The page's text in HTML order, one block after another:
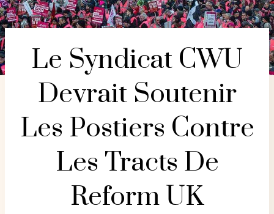
Le Syndicat CWU
Devrait Soutenir
Les Postiers Contre
Les Tracts De
Reform UK